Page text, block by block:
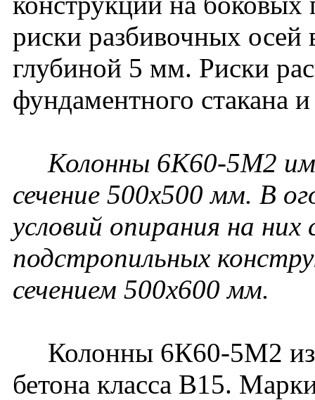
риски разбивочных осей
глубиной 5 мм. Риски
фундаментного стакана
Колонны 6К60-5М2
сечение 500х500 мм. В
условий опирания на
подстропильных
сечением 500х600 мм.
Колонны 6К60-5М2
бетона класса В15.